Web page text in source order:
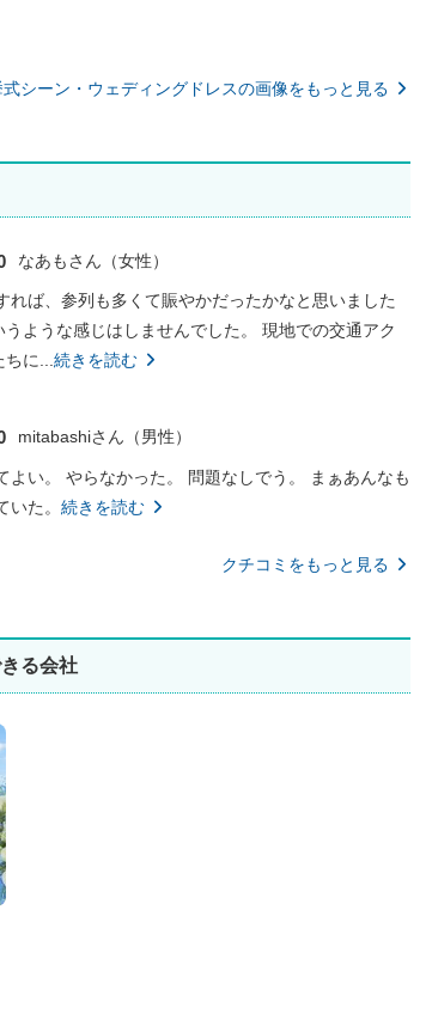
式シーン・ウェディングドレスの画像をもっと見る
なあもさん 女性
ば、参列も多くて賑やかだったかなと思いました
ような感じはしませんでした。 現地での交通アク
ちに...続きを読む
mitabashiさん 男性
い。 やらなかった。 問題なしでう。 まぁあんなも
た。 続きを読む
クチコミをもっと見る
る会社